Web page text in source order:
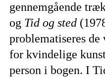
gennemgående
og Tid og sted
problematiseres
for kvindelige
person i bogen. I